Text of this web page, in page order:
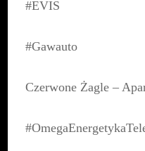
#EVIS
#Gawauto
Czerwone Żagle –